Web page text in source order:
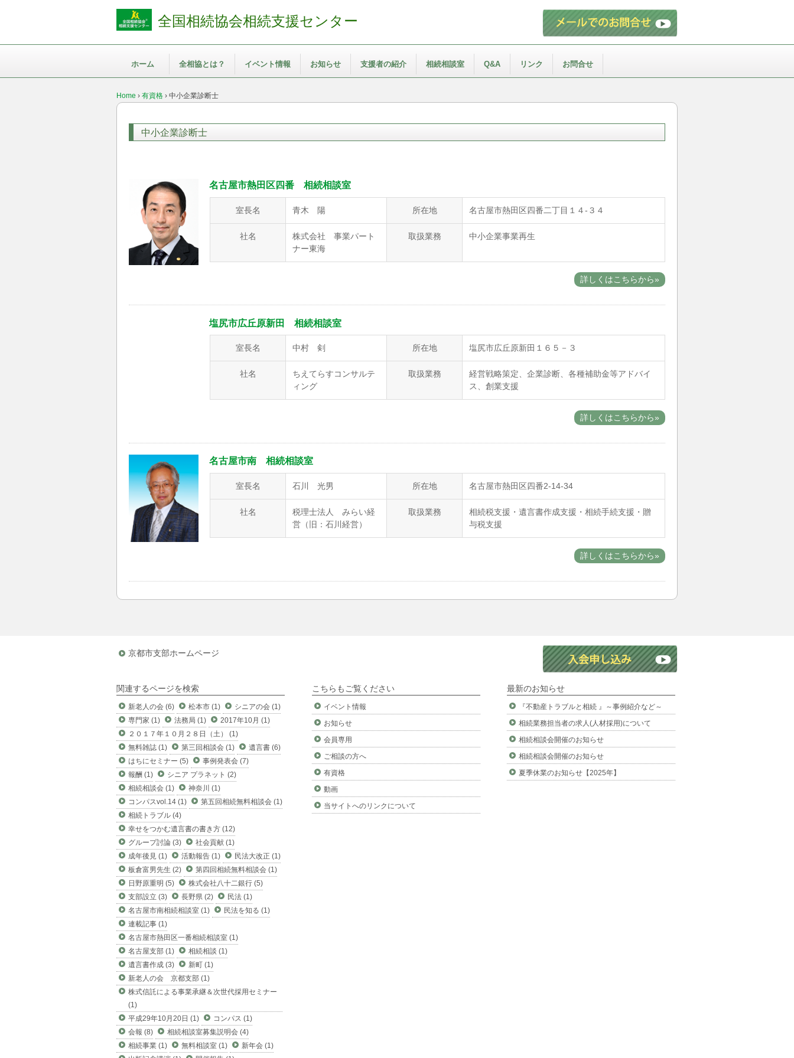
全国相続協会相続支援センター
ホーム 全相協とは？ イベント情報 お知らせ 支援者の紹介 相続相談室 Q&A リンク お問合せ
Home › 有資格 › 中小企業診断士
中小企業診断士
名古屋市熱田区四番 相続相談室
室長名 青木 陽 所在地 名古屋市熱田区四番二丁目１４-３４
社名
株式会社 事業パート
ナー東海
取扱業務 中小企業事業再生
詳しくはこちらから»
塩尻市広丘原新田 相続相談室
室長名 中村 剣 所在地 塩尻市広丘原新田１６５－３
社名
ちえてらすコンサルテ
ィング
取扱業務
経営戦略策定、企業診断、各種補助金等アドバイ
ス、創業支援
詳しくはこちらから»
名古屋市南 相続相談室
室長名 石川 光男 所在地 名古屋市熱田区四番2-14-34
社名
税理士法人 みらい経
営（旧：石川経営）
取扱業務
相続税支援・遺言書作成支援・相続手続支援・贈
与税支援
詳しくはこちらから»
京都市支部ホームページ
関連するページを検索
新老人の会 (6) 松本市 (1)
シニアの会 (1)
専門家 (1)
法務局 (1)
2017年10月 (1)
２０１７年１０月２８日（土） (1)
無料雑誌 (1)
第三回相談会 (1)
遺言書 (6)
はちにセミナー (5)
事例発表会 (7)
報酬 (1)
シニア プラネット (2)
相続相談会 (1)
神奈川 (1)
コンパスvol.14 (1)
第五回相続無料相談会 (1)
相続トラブル (4)
幸せをつかむ遺言書の書き方 (12)
グループ討論 (3)
社会貢献 (1)
成年後見 (1)
活動報告 (1)
民法大改正 (1)
板倉富男先生 (2)
第四回相続無料相談会 (1)
日野原重明 (5)
株式会社八十二銀行 (5)
支部設立 (3)
長野県 (2)
民法 (1)
名古屋市南相続相談室 (1)
民法を知る (1)
連載記事 (1)
名古屋市熱田区一番相続相談室 (1)
名古屋支部 (1)
相続相談 (1)
遺言書作成 (3)
新町 (1)
新老人の会 京都支部 (1)
株式信託による事業承継＆次世代採用セミナー
(1)
平成29年10月20日 (1)
コンパス (1)
会報 (8)
相続相談室募集説明会 (4)
相続事業 (1)
無料相談室 (1)
新年会 (1)
こちらもご覧ください
イベント情報
お知らせ
会員専用
ご相談の方へ
有資格
動画
当サイトへのリンクについて
最新のお知らせ
『不動産トラブルと相続 』～事例紹介など～
相続業務担当者の求人(人材採用)について
相続相談会開催のお知らせ
相続相談会開催のお知らせ
夏季休業のお知らせ【2025年】